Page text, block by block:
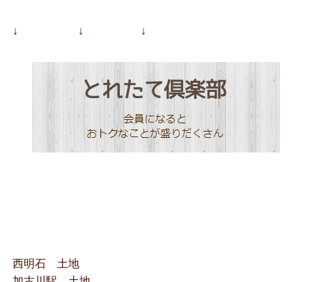
↓ ↓ ↓
西明石 土地